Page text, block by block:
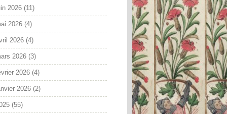
2026 (11)
2026 (4)
2026 (4)
2026 (3)
2026 (4)
2026 (2)
(55)